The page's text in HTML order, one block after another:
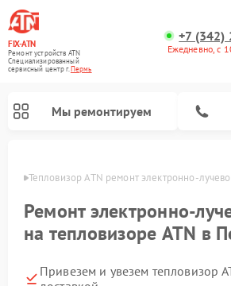
FIX-ATN
Ремонт устройств ATN
Специализированный
cервисный центр г.Пермь
+7 (342)
Ежедневно, с
Мы ремонтируем
Тепловизор ATN ремонт электронно-
Ремонт электронно-
на тепловизоре ATN в
Привезем и увезем тепловизор